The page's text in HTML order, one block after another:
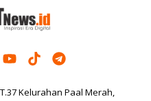
Kelurahan Paal Merah,